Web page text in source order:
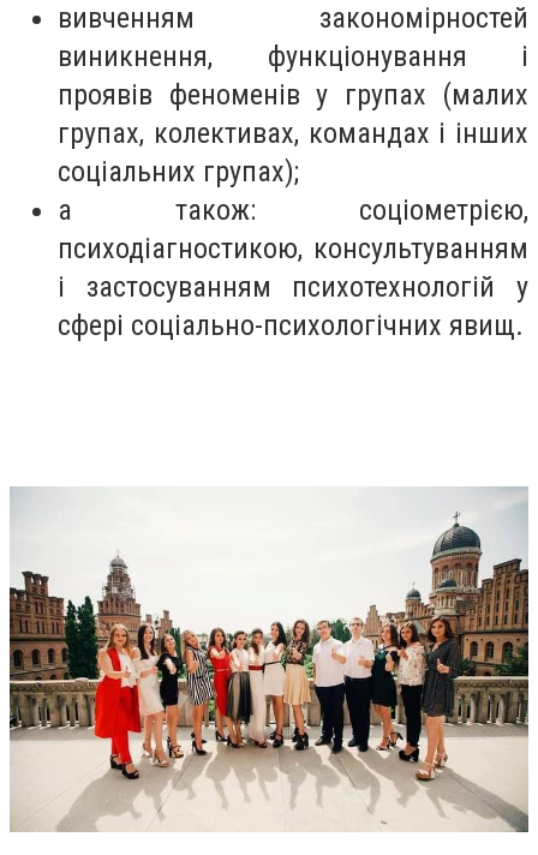
вивченням закономірностей
виникнення, функціонування і
проявів феноменів у групах (малих
групах, колективах, командах і інших
соціальних групах);
а також: соціометрією,
психодіагностикою, консультуванням
і застосуванням психотехнологій у
сфері соціально-психологічних явищ.